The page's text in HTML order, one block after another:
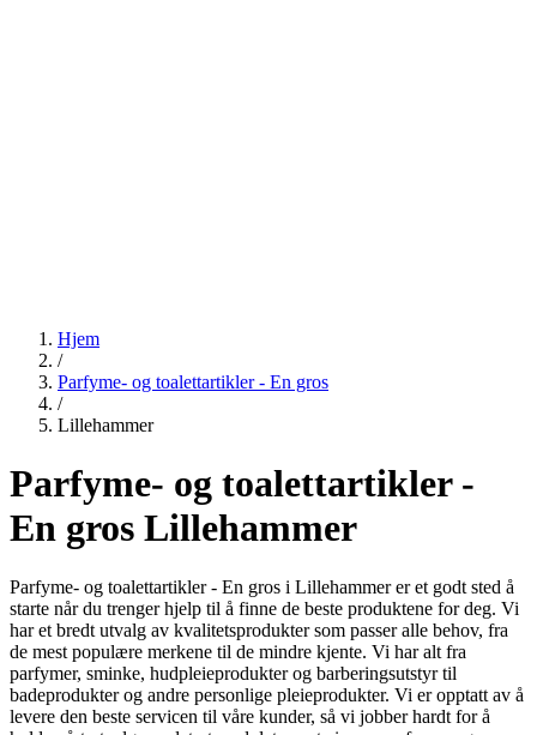
Hjem
/
Parfyme- og toalettartikler - En gros
/
Lillehammer
Parfyme- og toalettartikler -
En gros Lillehammer
Parfyme- og toalettartikler - En gros i Lillehammer er et godt sted å
starte når du trenger hjelp til å finne de beste produktene for deg. Vi
har et bredt utvalg av kvalitetsprodukter som passer alle behov, fra
de mest populære merkene til de mindre kjente. Vi har alt fra
parfymer, sminke, hudpleieprodukter og barberingsutstyr til
badeprodukter og andre personlige pleieprodukter. Vi er opptatt av å
levere den beste servicen til våre kunder, så vi jobber hardt for å